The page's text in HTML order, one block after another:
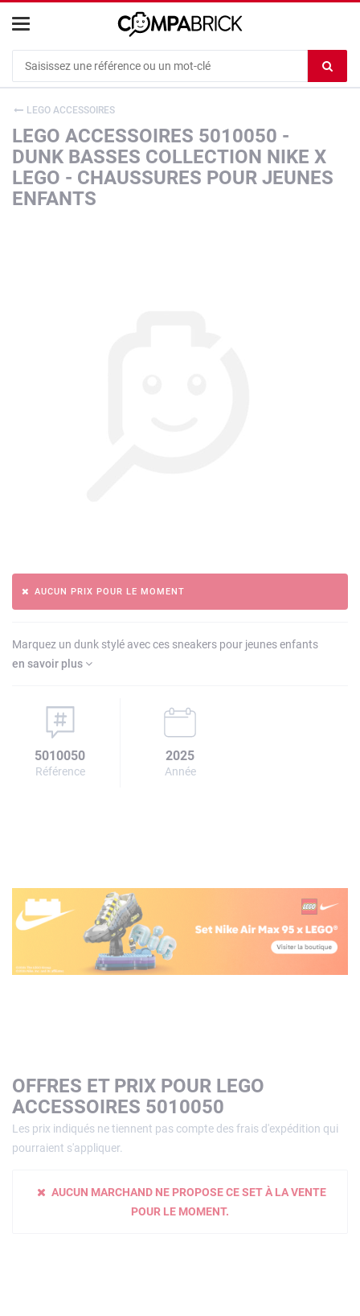
le
LEGO ACCESSOIRES
LEGO ACCESSOIRES 5010050 -
DUNK BASSES COLLECTION NIKE X
LEGO - CHAUSSURES POUR JEUNES
ENFANTS
AUCUN PRIX POUR LE MOMENT
Marquez un dunk stylé avec ces sneakers pour jeunes enfants
en savoir plus
5010050
Référence
2025
Année
OFFRES ET PRIX POUR LEGO
ACCESSOIRES 5010050
Les prix indiqués ne tiennent pas compte des frais d'expédition qui
pourraient s'appliquer.
AUCUN MARCHAND NE PROPOSE CE SET À LA VENTE
POUR LE MOMENT.
Cookies management panel